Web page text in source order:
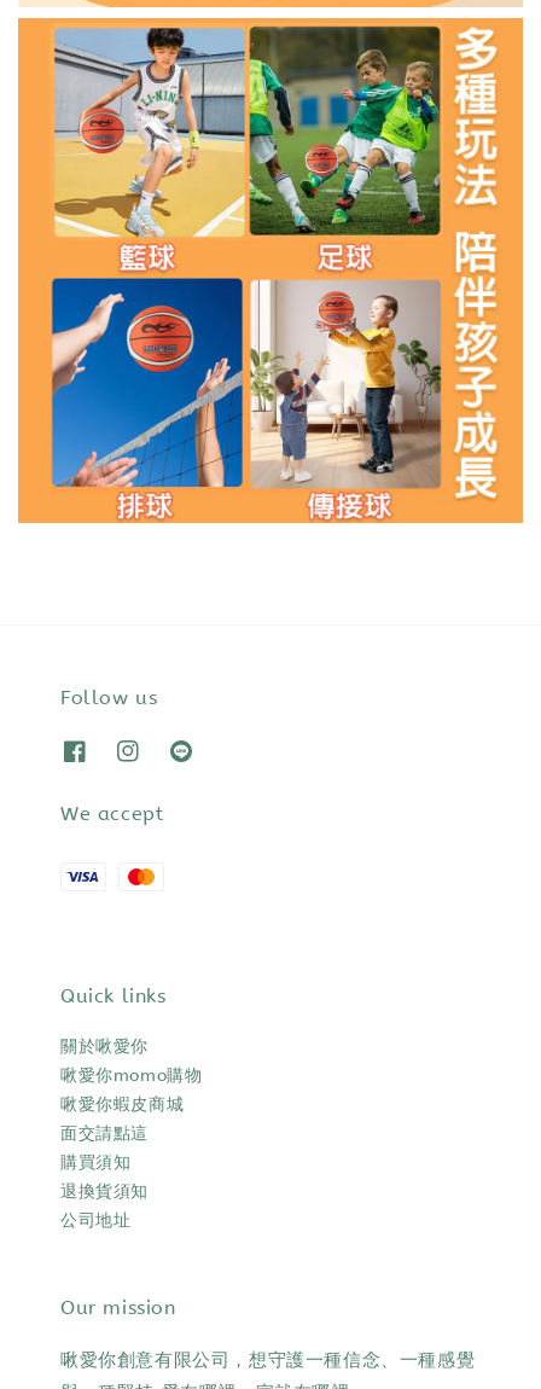
Follow us
We accept
Quick links
關於啾愛你
啾愛你momo購物
啾愛你蝦皮商城
面交請點這
購買須知
退換貨須知
公司地址
Our mission
啾愛你創意有限公司，想守護一種信念、一種感覺